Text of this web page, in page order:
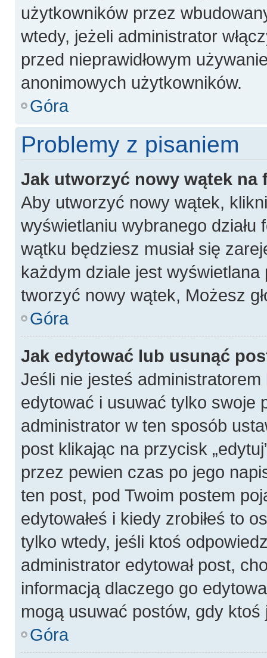
użytkowników przez
wtedy, jeżeli administrator
przed nieprawidłowym
anonimowych użytkowników.
Góra
Problemy z pisaniem
Jak utworzyć nowy wątek na
Aby utworzyć nowy wątek,
wyświetlaniu wybranego
wątku będziesz musiał się
każdym dziale jest wyświetlana
tworzyć nowy wątek, Możesz
Góra
Jak edytować lub usunąć
Jeśli nie jesteś
edytować i usuwać tylko swoje
administrator w ten sposób
post klikając na przycisk
przez pewien czas po jego
ten post, pod Twoim postem
edytowałeś i kiedy zrobiłeś to
tylko wtedy, jeśli ktoś
administrator edytował post,
informacją dlaczego go
mogą usuwać postów, gdy ktoś
Góra